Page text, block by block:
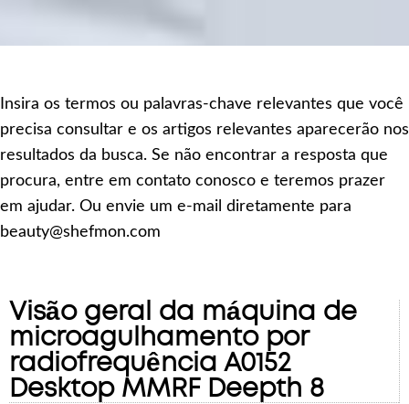
Insira os termos ou palavras-chave relevantes que você
precisa consultar e os artigos relevantes aparecerão nos
resultados da busca. Se não encontrar a resposta que
procura, entre em contato conosco e teremos prazer
em ajudar. Ou envie um e-mail diretamente para
beauty@shefmon.com
Visão geral da máquina de
microagulhamento por
radiofrequência A0152
Desktop MMRF Deepth 8